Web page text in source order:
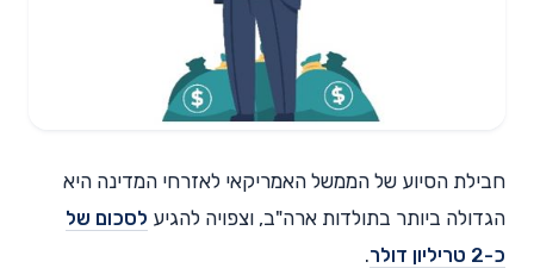
חבילת הסיוע של הממשל האמריקאי לאזרחי המדינה היא
הגדולה ביותר בתולדות ארה"ב, וצפויה להגיע לסכום של
כ-2 טריליון דולר
.